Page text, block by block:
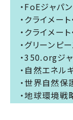
・FoEジャパン
・ クライメー
・ クライメー
・グリーンピ
・350.orgジ
・ 自然エネル
・世界自然保
・地球環境戦